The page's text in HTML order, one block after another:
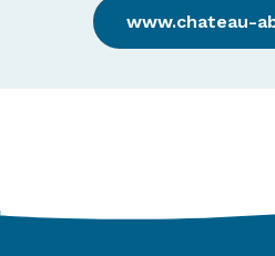
www.chateau-